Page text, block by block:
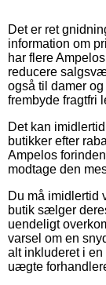
Det er ret
information om
har flere
reducere
også til damer
frembyde fragtfri
Det kan
butikker efter
Ampelos
modtage den
Du må imidlertid
butik sælger
uendeligt
varsel om en
alt inkluderet i
uægte